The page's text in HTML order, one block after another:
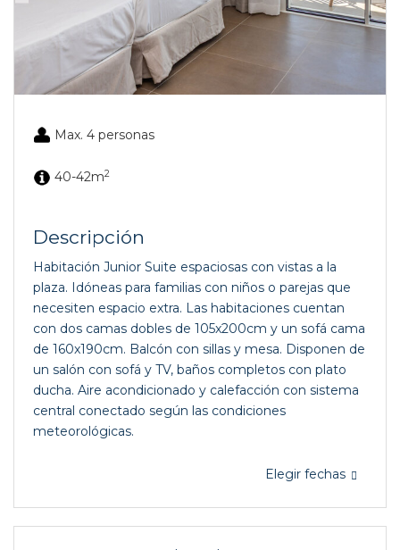
Max. 4 personas
40-42m2
Descripción
Habitación Junior Suite espaciosas con vistas a la
plaza. Idóneas para familias con niños o parejas que
necesiten espacio extra. Las habitaciones cuentan
con dos camas dobles de 105x200cm y un sofá cama
de 160x190cm. Balcón con sillas y mesa. Disponen de
un salón con sofá y TV, baños completos con plato
ducha. Aire acondicionado y calefacción con sistema
central conectado según las condiciones
meteorológicas.
Elegir fechas